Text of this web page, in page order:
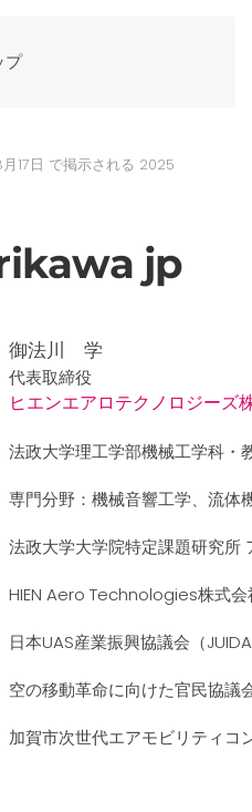
プ
17日 で掲示される 2025
jp
御法川 学
代表取締役
ヒエンエアロテクノロジーズ
法政大学理工学部機械工学科・
専門分野：機械音響工学、流体
法政大学大学院特定課題研究所
HIEN Aero Technologies株式会
日本UAS産業振興協議会（
空の移動革命に向けた官民協議
加賀市次世代エアモビリティコ